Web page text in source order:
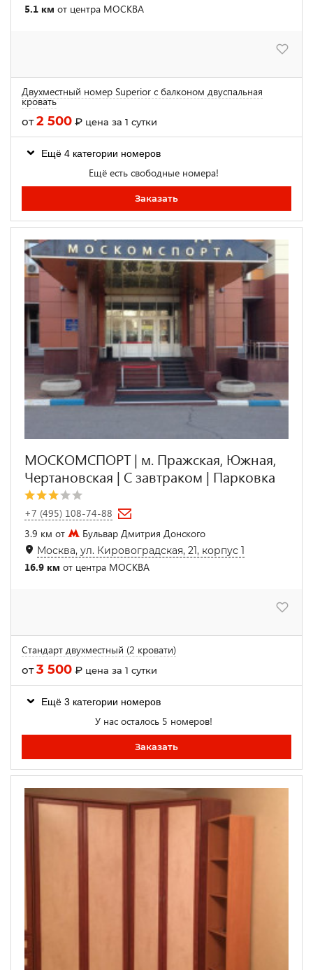
5.1 км от центра МОСКВА
Двухместный номер Superior с балконом двуспальная
кровать
от2 500 ₽ цена за 1 сутки
Ещё 4 категории номеров
Ещё есть свободные номера!
Заказать
МОСКОМСПОРТ | м. Пражская, Южная,
Чертановская | С завтраком | Парковка
+7 (495) 108-74-88
3.9 км от
Бульвар Дмитрия Донского
Москва, ул. Кировоградская, 21, корпус 1
16.9 км от центра МОСКВА
Стандарт двухместный (2 кровати)
от3 500 ₽ цена за 1 сутки
Ещё 3 категории номеров
У нас осталось 5 номеров!
Заказать